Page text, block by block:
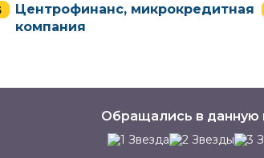
Центрофинанс, микрокредитная
компания
Обращались в данную